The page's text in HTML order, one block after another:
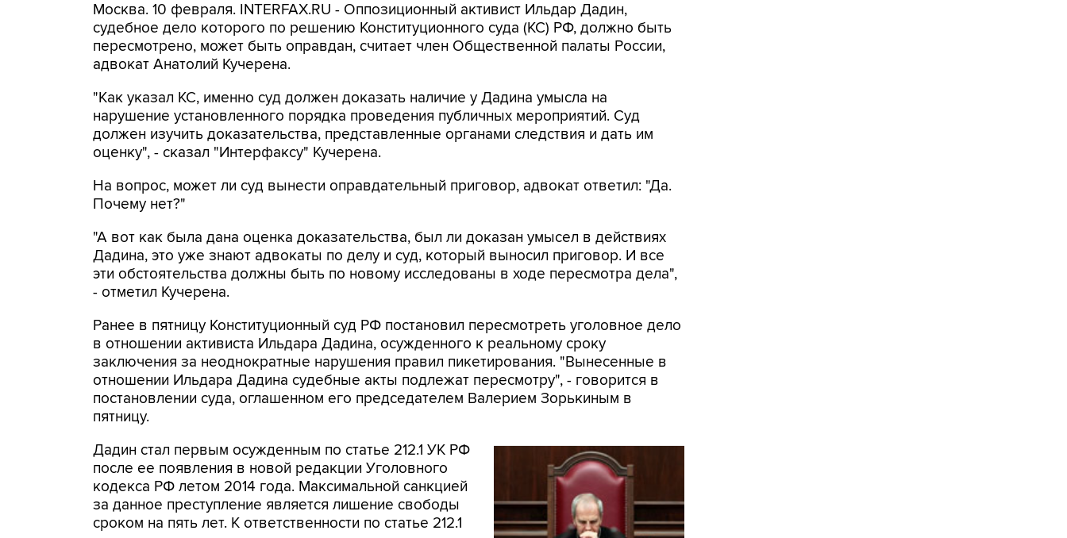
Москва. 10 февраля. INTERFAX.RU - Оппозиционный активист Ильдар Дадин,
судебное дело которого по решению Конституционного суда (КС) РФ, должно быть
пересмотрено, может быть оправдан, считает член Общественной палаты России,
адвокат Анатолий Кучерена.
"Как указал КС, именно суд должен доказать наличие у Дадина умысла на
нарушение установленного порядка проведения публичных мероприятий. Суд
должен изучить доказательства, представленные органами следствия и дать им
оценку", - сказал "Интерфаксу" Кучерена.
На вопрос, может ли суд вынести оправдательный приговор, адвокат ответил: "Да.
Почему нет?"
"А вот как была дана оценка доказательства, был ли доказан умысел в действиях
Дадина, это уже знают адвокаты по делу и суд, который выносил приговор. И все
эти обстоятельства должны быть по новому исследованы в ходе пересмотра дела",
- отметил Кучерена.
Ранее в пятницу Конституционный суд РФ постановил пересмотреть уголовное дело
в отношении активиста Ильдара Дадина, осужденного к реальному сроку
заключения за неоднократные нарушения правил пикетирования. "Вынесенные в
отношении Ильдара Дадина судебные акты подлежат пересмотру", - говорится в
постановлении суда, оглашенном его председателем Валерием Зорькиным в
пятницу.
Дадин стал первым осужденным по статье 212.1 УК РФ
после ее появления в новой редакции Уголовного
кодекса РФ летом 2014 года. Максимальной санкцией
за данное преступление является лишение свободы
сроком на пять лет. К ответственности по статье 212.1